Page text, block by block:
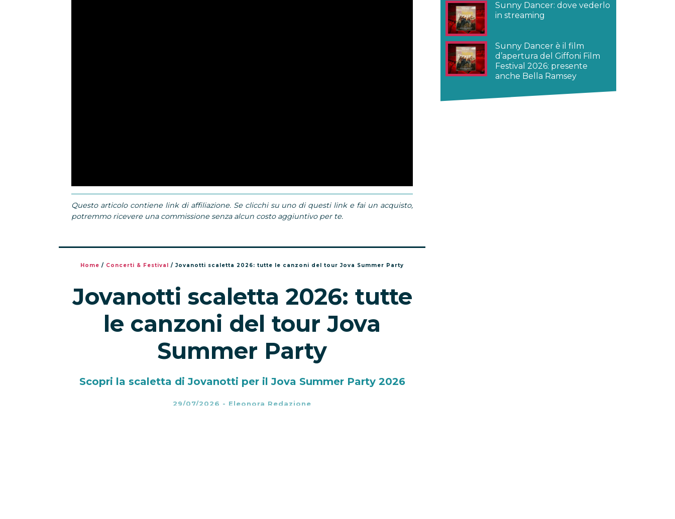
Questo articolo contiene link di affiliazione. Se clicchi su uno di questi link e fai un acquisto,
potremmo ricevere una commissione senza alcun costo aggiuntivo per te.
Home / Concerti & Festival / Jovanotti scaletta 2026: tutte le canzoni del tour Jova Summer Party
Jovanotti scaletta 2026: tutte
le canzoni del tour Jova
Summer Party
Scopri la scaletta di Jovanotti per il Jova Summer Party 2026
29/07/2026 - Eleonora Redazione
Sunny Dancer: dove vederlo
in streaming
Sunny Dancer è il film
d’apertura del Giffoni Film
Festival 2026: presente
anche Bella Ramsey